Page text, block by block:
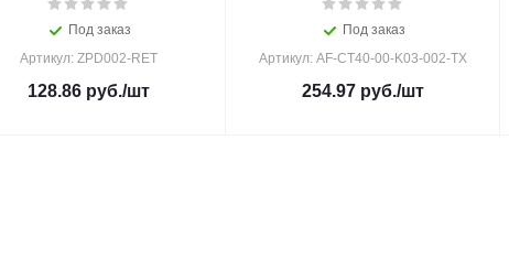
Под заказ
Артикул: ZPD002-RET
128.86 руб./шт
Под заказ
Артикул: AF-CT40-00-K03-002-TX
254.97 руб./шт